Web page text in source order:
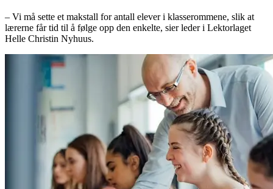
– Vi må sette et makstall for antall elever i klasserommene, slik at
lærerne får tid til å følge opp den enkelte, sier leder i Lektorlaget
Helle Christin Nyhuus.